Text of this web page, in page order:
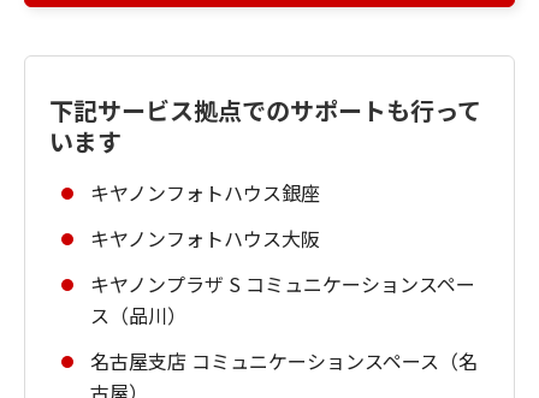
下記サービス拠点でのサポートも行って
います
キヤノンフォトハウス銀座
キヤノンフォトハウス大阪
キヤノンプラザ S コミュニケーションスペー
ス（品川）
名古屋支店 コミュニケーションスペース（名
古屋）